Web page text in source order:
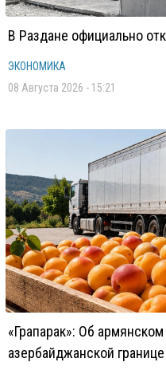
В Раздане официально
ЭКОНОМИКА
08 Августа 2026 - 15:21
«Грапарак»: Об
азербайджанской